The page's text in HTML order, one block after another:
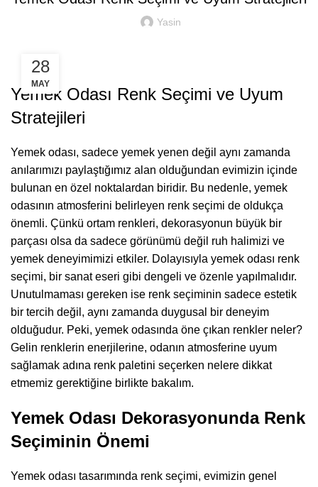
Yasin
28
MAY
Yemek Odası Renk Seçimi ve Uyum
Stratejileri
Yemek odası, sadece yemek yenen değil aynı zamanda
anılarımızı paylaştığımız alan olduğundan evimizin içinde
bulunan en özel noktalardan biridir. Bu nedenle, yemek
odasının atmosferini belirleyen renk seçimi de oldukça
önemli. Çünkü ortam renkleri, dekorasyonun büyük bir
parçası olsa da sadece görünümü değil ruh halimizi ve
yemek deneyimimizi etkiler. Dolayısıyla yemek odası renk
seçimi, bir sanat eseri gibi dengeli ve özenle yapılmalıdır.
Unutulmaması gereken ise renk seçiminin sadece estetik
bir tercih değil, aynı zamanda duygusal bir deneyim
olduğudur. Peki, yemek odasında öne çıkan renkler neler?
Gelin renklerin enerjilerine, odanın atmosferine uyum
sağlamak adına renk paletini seçerken nelere dikkat
etmemiz gerektiğine birlikte bakalım.
Yemek Odası Dekorasyonunda Renk
Seçiminin Önemi
Yemek odası tasarımında renk seçimi, evimizin genel